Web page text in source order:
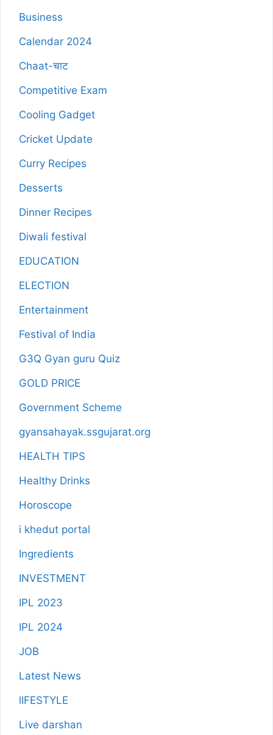
Business
Calendar 2024
Chaat-चाट
Competitive Exam
Cooling Gadget
Cricket Update
Curry Recipes
Desserts
Dinner Recipes
Diwali festival
EDUCATION
ELECTION
Entertainment
Festival of India
G3Q Gyan guru Quiz
GOLD PRICE
Government Scheme
gyansahayak.ssgujarat.org
HEALTH TIPS
Healthy Drinks
Horoscope
i khedut portal
Ingredients
INVESTMENT
IPL 2023
IPL 2024
JOB
Latest News
lIFESTYLE
Live darshan